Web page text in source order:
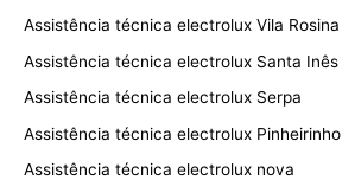
Assistência técnica electrolux Vila Rosina
Assistência técnica electrolux Santa Inês
Assistência técnica electrolux Serpa
Assistência técnica electrolux Pinheirinho
Assistência técnica electrolux nova